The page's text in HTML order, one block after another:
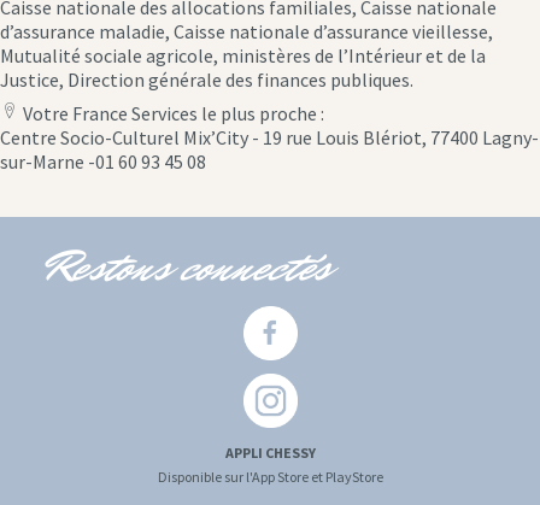
Caisse nationale des allocations familiales, Caisse nationale
d’assurance maladie, Caisse nationale d’assurance vieillesse,
Mutualité sociale agricole, ministères de l’Intérieur et de la
Justice, Direction générale des finances publiques.
location
icon
Votre France Services le plus proche :
Centre Socio-Culturel Mix’City - 19 rue Louis Blériot, 77400 Lagny-
sur-Marne -01 60 93 45 08
Restons connectés
APPLI CHESSY
Disponible sur l'App Store et PlayStore